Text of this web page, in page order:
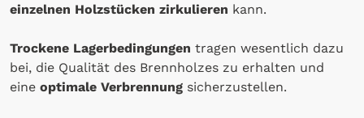
einzelnen Holzstücken zirkulieren kann.
Trockene Lagerbedingungen tragen wesentlich dazu
bei, die Qualität des Brennholzes zu erhalten und
eine optimale Verbrennung sicherzustellen.